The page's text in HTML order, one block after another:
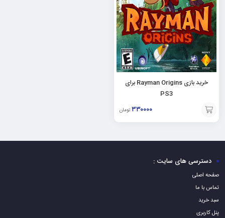
خرید بازی Rayman Origins برای
PS3
۳۳۰۰۰۰ تومان
افزودن
به
دسترسی های سایت :
صفحه اصلی
تماس با ما
سبد خرید
پنل کاربری